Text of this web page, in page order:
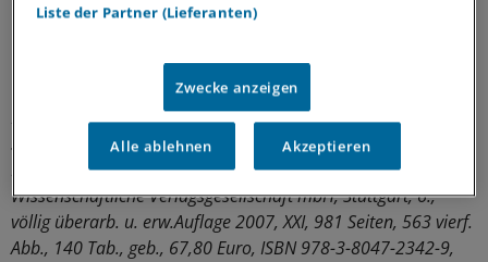
und der Normwerte von Laborparametern sowie eine
Lehrbücher runden das Werk ab.(mal)
Prof. Dr. Dr. Drs. h. c. Ernst Mutschler, Prof. Dr. Hans-Georg
Schaible, Prof. Dr. Peter Vaupel (Autoren): Anatomie -
Physiologie - Pathophysiologie des Menschen,
Wissenschaftliche Verlagsgesellschaft mbH, Stuttgart, 6.,
völlig überarb. u. erw.Auflage 2007, XXI, 981 Seiten, 563 vierf.
Abb., 140 Tab., geb., 67,80 Euro, ISBN 978-3-8047-2342-9,
Liste der Partner (Lieferanten)
Zwecke anzeigen
Alle ablehnen Akzeptieren